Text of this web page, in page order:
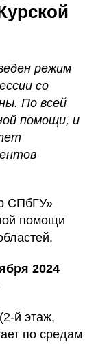
режим
со
По всей
помощи, и
СПбГУ»
помощи
2024
й этаж,
по средам